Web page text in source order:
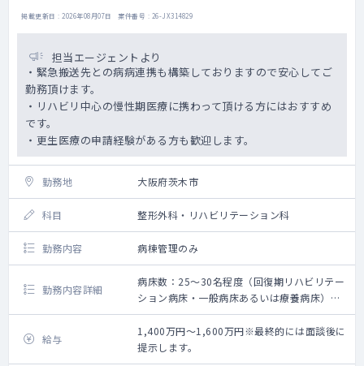
掲載更新日 : 2026年08月07日 案件番号 : 26-JX314829
担当エージェントより
・緊急搬送先との病病連携も構築しておりますので安心してご
勤務頂けます。
・リハビリ中心の慢性期医療に携わって頂ける方にはおすすめ
です。
・更生医療の申請経験がある方も歓迎します。
勤務地 大阪府茨木市
科目 整形外科・リハビリテーション科
勤務内容 病棟管理のみ
勤務内容詳細
病床数：25～30名程度（回復期リハビリテー
ション病床・一般病床あるいは療養病床）
【勤務内容】
回復期リハビリテーションの病棟管理です。
・一部、透析疾患の一般病床あるいは療養病
給与
1,400万円～1,600万円※最終的には面談後に
提示します。